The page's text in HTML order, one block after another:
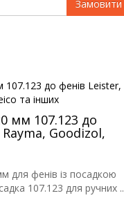
Замовити
мм 107.123 до
Goodizol,
для фенів із посадкою
107.123 для ручних ..